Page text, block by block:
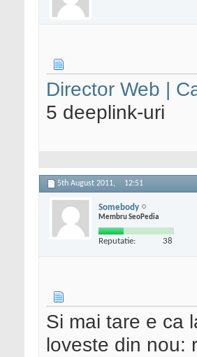
Director Web |
5 deeplink-uri
5th August 2011, 12:51
Somebody
Membru SeoPedia
Reputatie: 38
Si mai tare e ca
loveste din nou: